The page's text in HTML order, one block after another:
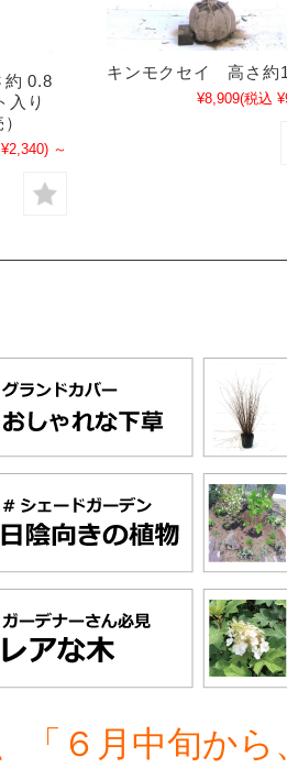
0.8
入り
～
キンモクセイ 高さ約
¥8,909(税込
「６月中旬から